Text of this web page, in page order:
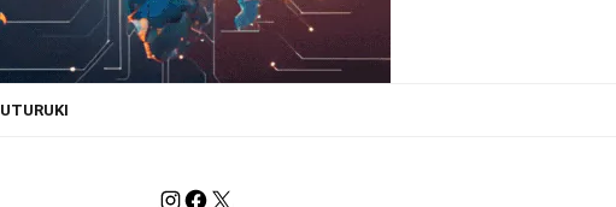
UTURUKI